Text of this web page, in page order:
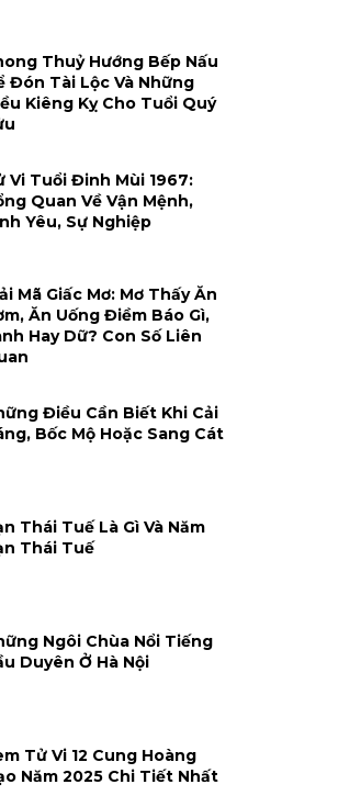
Thuỷ Hướng Bếp Nấu
Đón Tài Lộc Và Những
Kiêng Kỵ Cho Tuổi Quý
Vi Tuổi Đinh Mùi 1967:
Quan Về Vận Mệnh,
Yêu, Sự Nghiệp
Mã Giấc Mơ: Mơ Thấy Ăn
Ăn Uống Điềm Báo Gì,
Hay Dữ? Con Số Liên
Điều Cần Biết Khi Cải
Bốc Mộ Hoặc Sang Cát
Thái Tuế Là Gì Và Năm
Thái Tuế
Ngôi Chùa Nổi Tiếng
Duyên Ở Hà Nội
Tử Vi 12 Cung Hoàng
Năm 2025 Chi Tiết Nhất